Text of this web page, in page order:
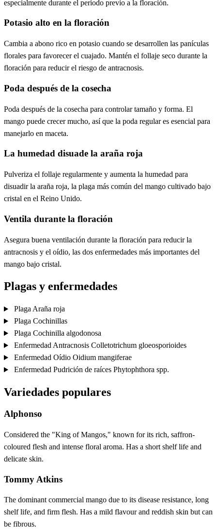
especialmente durante el período previo a la floración.
Potasio alto en la floración
Cambia a abono rico en potasio cuando se desarrollen las panículas
florales para favorecer el cuajado. Mantén el follaje seco durante la
floración para reducir el riesgo de antracnosis.
Poda después de la cosecha
Poda después de la cosecha para controlar tamaño y forma. El
mango puede crecer mucho, así que la poda regular es esencial para
manejarlo en maceta.
La humedad disuade la araña roja
Pulveriza el follaje regularmente y aumenta la humedad para
disuadir la araña roja, la plaga más común del mango cultivado bajo
cristal en el Reino Unido.
Ventila durante la floración
Asegura buena ventilación durante la floración para reducir la
antracnosis y el oídio, las dos enfermedades más importantes del
mango bajo cristal.
Plagas y enfermedades
Plaga Araña roja
Plaga Cochinillas
Plaga Cochinilla algodonosa
Enfermedad Antracnosis Colletotrichum gloeosporioides
Enfermedad Oídio Oidium mangiferae
Enfermedad Pudrición de raíces Phytophthora spp.
Variedades populares
Alphonso
Considered the "King of Mangos," known for its rich, saffron-
coloured flesh and intense floral aroma. Has a short shelf life and
delicate skin.
Tommy Atkins
The dominant commercial mango due to its disease resistance, long
shelf life, and firm flesh. Has a mild flavour and reddish skin but can
be fibrous.